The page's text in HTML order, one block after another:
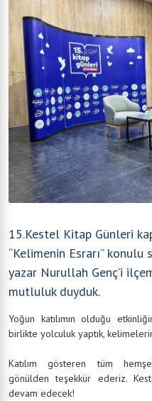
15.Kestel Kitap Günleri
“Kelimenin Esrarı”
yazar Nurullah Genç’i
mutluluk duyduk.
Yoğun katılımın olduğu
birlikte yolculuk yaptık,
Katılım gösteren tüm
gönülden teşekkür ederiz.
devam edecek!